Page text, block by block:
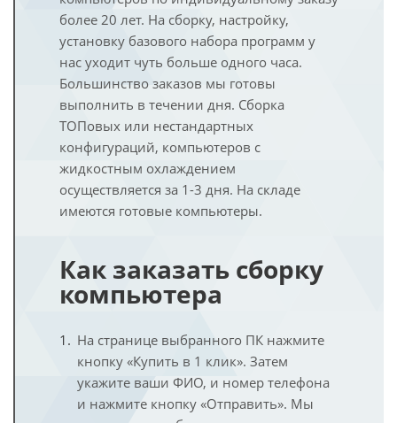
более 20 лет. На сборку, настройку,
установку базового набора программ у
нас уходит чуть больше одного часа.
Большинство заказов мы готовы
выполнить в течении дня. Сборка
ТОПовых или нестандартных
конфигураций, компьютеров с
жидкостным охлаждением
осуществляется за 1-3 дня. На складе
имеются готовые компьютеры.
Как заказать сборку
компьютера
На странице выбранного ПК нажмите
кнопку «Купить в 1 клик». Затем
укажите ваши ФИО, и номер телефона
и нажмите кнопку «Отправить». Мы